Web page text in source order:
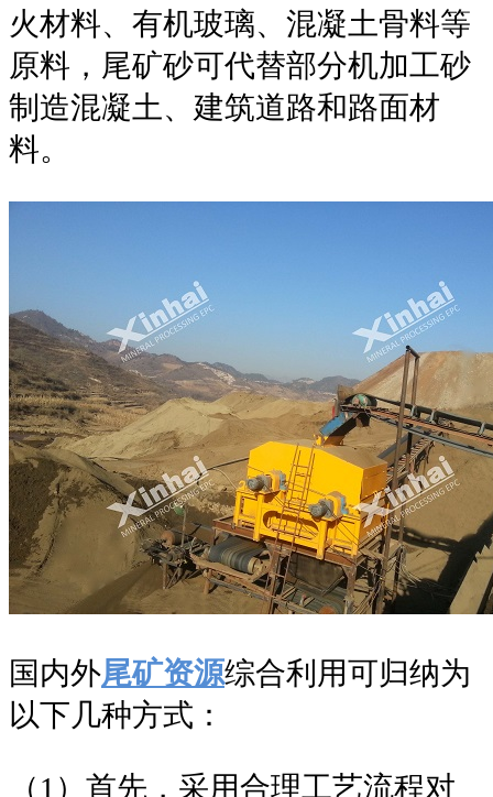
火材料、有机玻璃、混凝土骨料等
原料，尾矿砂可代替部分机加工砂
制造混凝土、建筑道路和路面材
料。
国内外尾矿资源综合利用可归纳为
以下几种方式：
（1）首先，采用合理工艺流程对